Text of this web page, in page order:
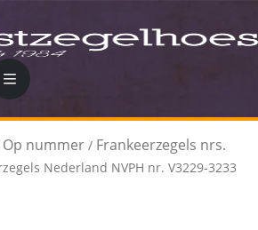
Op nummer / Frankeerzegels nrs.
Nederland NVPH nr. V3229-3233